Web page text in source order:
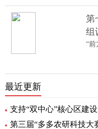
第
组
最近更新